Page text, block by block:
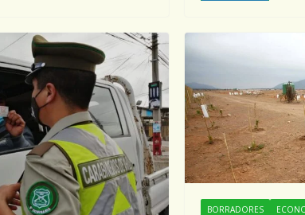
BORRADORES